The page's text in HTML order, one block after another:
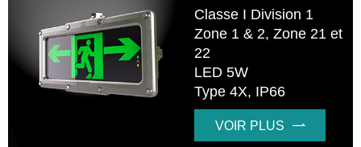
Classe I Division 1
Zone 1 & 2, Zone 21 et
22
LED 5W
Type 4X, IP66
VOIR PLUS 